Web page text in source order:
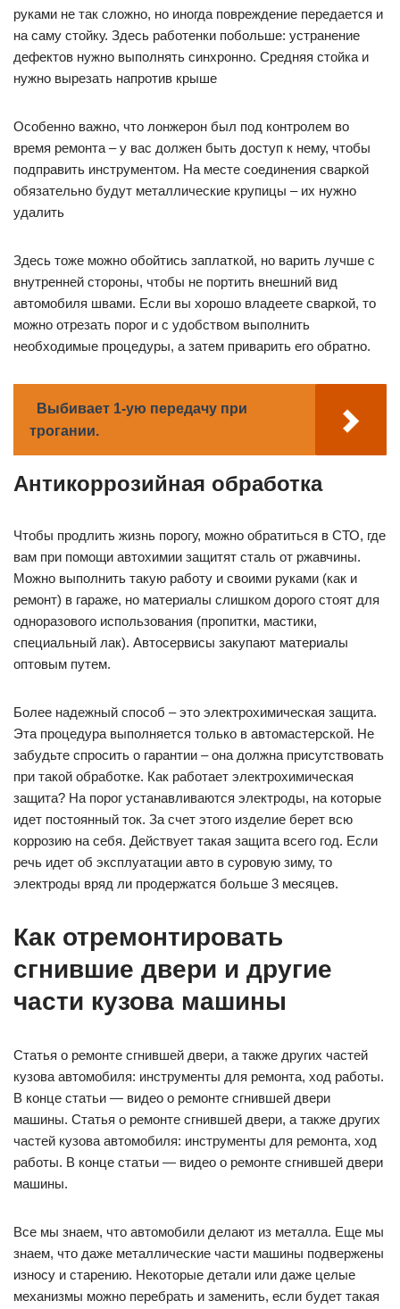
руками не так сложно, но иногда повреждение передается и
на саму стойку. Здесь работенки побольше: устранение
дефектов нужно выполнять синхронно. Средняя стойка и
нужно вырезать напротив крыше
Особенно важно, что лонжерон был под контролем во
время ремонта – у вас должен быть доступ к нему, чтобы
подправить инструментом. На месте соединения сваркой
обязательно будут металлические крупицы – их нужно
удалить
Здесь тоже можно обойтись заплаткой, но варить лучше с
внутренней стороны, чтобы не портить внешний вид
автомобиля швами. Если вы хорошо владеете сваркой, то
можно отрезать порог и с удобством выполнить
необходимые процедуры, а затем приварить его обратно.
Выбивает 1-ую передачу при
трогании.
Антикоррозийная обработка
Чтобы продлить жизнь порогу, можно обратиться в СТО, где
вам при помощи автохимии защитят сталь от ржавчины.
Можно выполнить такую работу и своими руками (как и
ремонт) в гараже, но материалы слишком дорого стоят для
одноразового использования (пропитки, мастики,
специальный лак). Автосервисы закупают материалы
оптовым путем.
Более надежный способ – это электрохимическая защита.
Эта процедура выполняется только в автомастерской. Не
забудьте спросить о гарантии – она должна присутствовать
при такой обработке. Как работает электрохимическая
защита? На порог устанавливаются электроды, на которые
идет постоянный ток. За счет этого изделие берет всю
коррозию на себя. Действует такая защита всего год. Если
речь идет об эксплуатации авто в суровую зиму, то
электроды вряд ли продержатся больше 3 месяцев.
Как отремонтировать
сгнившие двери и другие
части кузова машины
Статья о ремонте сгнившей двери, а также других частей
кузова автомобиля: инструменты для ремонта, ход работы.
В конце статьи — видео о ремонте сгнившей двери
машины. Статья о ремонте сгнившей двери, а также других
частей кузова автомобиля: инструменты для ремонта, ход
работы. В конце статьи — видео о ремонте сгнившей двери
машины.
Все мы знаем, что автомобили делают из металла. Еще мы
знаем, что даже металлические части машины подвержены
износу и старению. Некоторые детали или даже целые
механизмы можно перебрать и заменить, если будет такая